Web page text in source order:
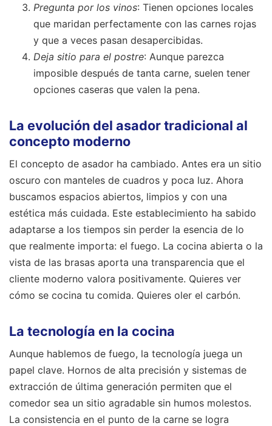
Pregunta por los vinos: Tienen opciones locales
que maridan perfectamente con las carnes rojas
y que a veces pasan desapercibidas.
Deja sitio para el postre: Aunque parezca
imposible después de tanta carne, suelen tener
opciones caseras que valen la pena.
La evolución del asador tradicional al
concepto moderno
El concepto de asador ha cambiado. Antes era un sitio
oscuro con manteles de cuadros y poca luz. Ahora
buscamos espacios abiertos, limpios y con una
estética más cuidada. Este establecimiento ha sabido
adaptarse a los tiempos sin perder la esencia de lo
que realmente importa: el fuego. La cocina abierta o la
vista de las brasas aporta una transparencia que el
cliente moderno valora positivamente. Quieres ver
cómo se cocina tu comida. Quieres oler el carbón.
La tecnología en la cocina
Aunque hablemos de fuego, la tecnología juega un
papel clave. Hornos de alta precisión y sistemas de
extracción de última generación permiten que el
comedor sea un sitio agradable sin humos molestos.
La consistencia en el punto de la carne se logra